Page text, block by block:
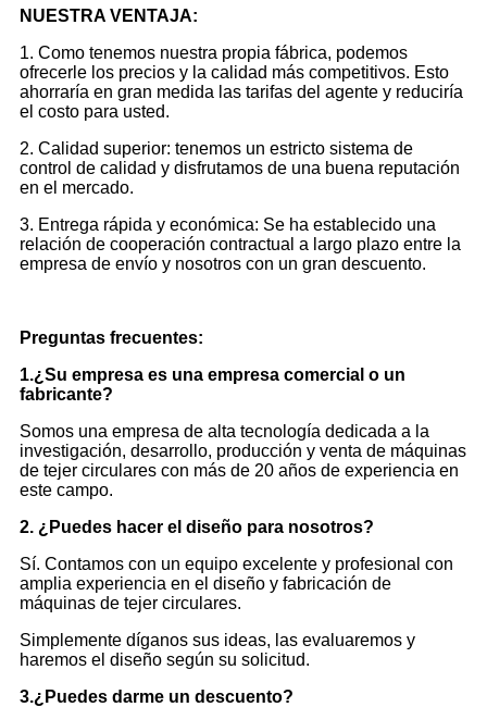
NUESTRA VENTAJA:
1. Como tenemos nuestra propia fábrica, podemos
ofrecerle los precios y la calidad más competitivos. Esto
ahorraría en gran medida las tarifas del agente y reduciría
el costo para usted.
2. Calidad superior: tenemos un estricto sistema de
control de calidad y disfrutamos de una buena reputación
en el mercado.
3. Entrega rápida y económica: Se ha establecido una
relación de cooperación contractual a largo plazo entre la
empresa de envío y nosotros con un gran descuento.
Preguntas frecuentes:
1.¿Su empresa es una empresa comercial o un
fabricante?
Somos una empresa de alta tecnología dedicada a la
investigación, desarrollo, producción y venta de máquinas
de tejer circulares con más de 20 años de experiencia en
este campo.
2. ¿Puedes hacer el diseño para nosotros?
Sí. Contamos con un equipo excelente y profesional con
amplia experiencia en el diseño y fabricación de
máquinas de tejer circulares.
Simplemente díganos sus ideas, las evaluaremos y
haremos el diseño según su solicitud.
3.¿Puedes darme un descuento?